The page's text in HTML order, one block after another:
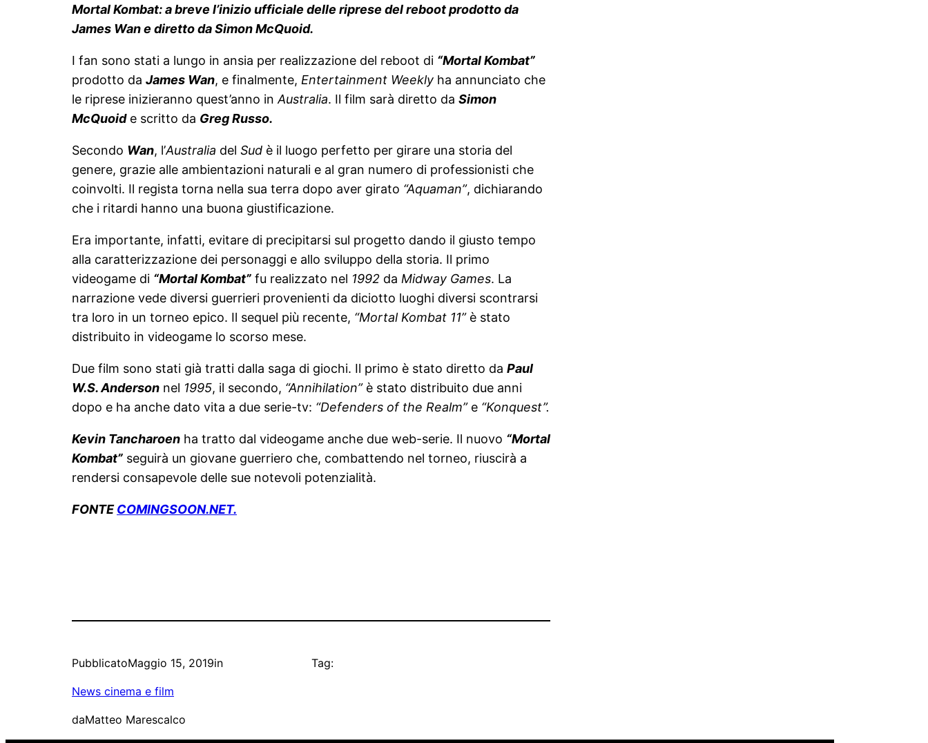
Mortal Kombat: a breve l’inizio ufficiale delle riprese del reboot prodotto da
James Wan e diretto da Simon McQuoid.
I fan sono stati a lungo in ansia per realizzazione del reboot di “Mortal Kombat”
prodotto da James Wan, e finalmente, Entertainment Weekly ha annunciato che
le riprese inizieranno quest’anno in Australia. Il film sarà diretto da Simon
McQuoide scritto da Greg Russo.
Secondo Wan, l’Australia del Sud è il luogo perfetto per girare una storia del
genere, grazie alle ambientazioni naturali e al gran numero di professionisti che
coinvolti. Il regista torna nella sua terra dopo aver girato “Aquaman”, dichiarando
che i ritardi hanno una buona giustificazione.
Era importante, infatti, evitare di precipitarsi sul progetto dando il giusto tempo
alla caratterizzazione dei personaggi e allo sviluppo della storia. Il primo
videogame di “Mortal Kombat” fu realizzato nel 1992 da Midway Games. La
narrazione vede diversi guerrieri provenienti da diciotto luoghi diversi scontrarsi
tra loro in un torneo epico. Il sequel più recente, “Mortal Kombat 11”è stato
distribuito in videogame lo scorso mese.
Due film sono stati già tratti dalla saga di giochi. Il primo è stato diretto da Paul
W.S. Anderson nel 1995, il secondo, “Annihilation”è stato distribuito due anni
dopo e ha anche dato vita a due serie-tv: “Defenders of the Realm”e “Konquest”.
Kevin Tancharoen ha tratto dal videogame anche due web-serie. Il nuovo “Mortal
Kombat” seguirà un giovane guerriero che, combattendo nel torneo, riuscirà a
rendersi consapevole delle sue notevoli potenzialità.
FONTECOMINGSOON.NET.
PubblicatoMaggio 15, 2019in
News cinema e film
daMatteo Marescalco
Tag: